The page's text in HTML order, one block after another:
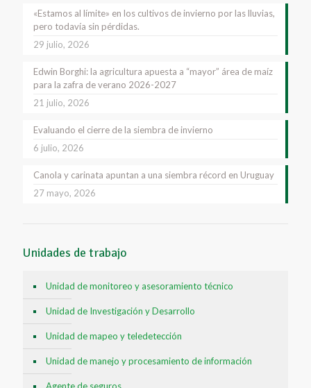
«Estamos al límite» en los cultivos de invierno por las lluvias,
pero todavía sin pérdidas.
29 julio, 2026
Edwin Borghi: la agricultura apuesta a “mayor” área de maíz
para la zafra de verano 2026-2027
21 julio, 2026
Evaluando el cierre de la siembra de invierno
6 julio, 2026
Canola y carinata apuntan a una siembra récord en Uruguay
27 mayo, 2026
Unidades de trabajo
Unidad de monitoreo y asesoramiento técnico
Unidad de Investigación y Desarrollo
Unidad de mapeo y teledetección
Unidad de manejo y procesamiento de información
Agente de seguros